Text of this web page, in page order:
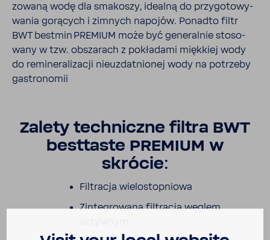
zo­waną wodę dla smakoszy, idealną do przy­go­to­wy­
wania gorą­cych i zimnych napojów. Ponadto filtr
BWT bestmin PREMIUM może być gene­ralnie stoso­
wany w tzw. obsza­rach z pokła­dami mięk­kiej wody
do remi­ne­ra­li­zacji nieuz­dat­nionej wody na potrzeby
gastro­nomii
Zalety tech­niczne filtra BWT
best­taste PREMIUM w
skrócie:
Filtracja wielo­stop­niowa
Zinte­gro­wana filtracja węglem